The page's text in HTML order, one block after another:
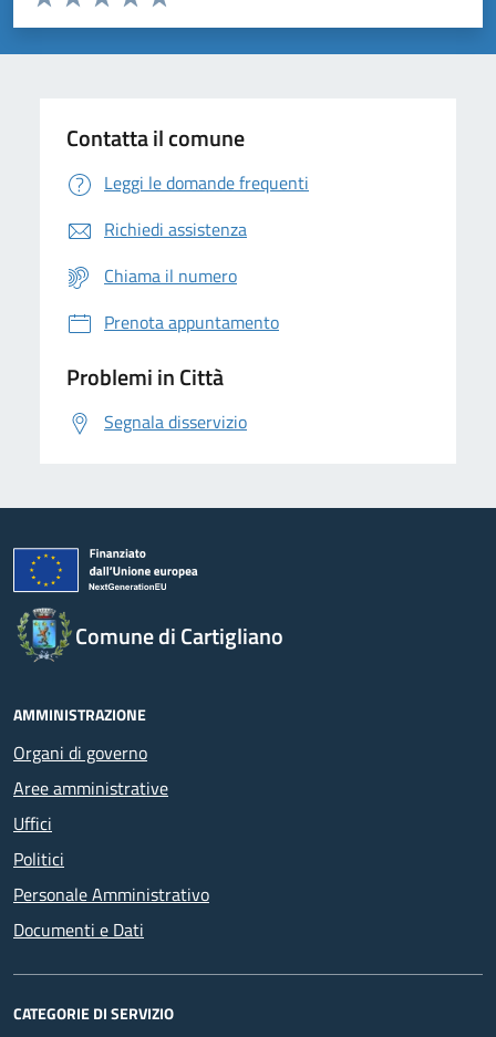
Valuta 5 stelle su 5
Valuta 4 stelle su 5
Valuta 3 stelle su 5
Valuta 2 stelle su 5
Valuta 1 stelle su 5
Contatta il comune
Leggi le domande frequenti
Richiedi assistenza
Chiama il numero
Prenota appuntamento
Problemi in Città
Segnala disservizio
Comune di Cartigliano
AMMINISTRAZIONE
Organi di governo
Aree amministrative
Uffici
Politici
Personale Amministrativo
Documenti e Dati
CATEGORIE DI SERVIZIO